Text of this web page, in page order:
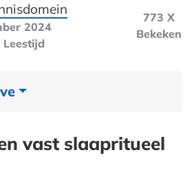
2024
Leestijd
773 X
Bekeken
vast slaapritueel